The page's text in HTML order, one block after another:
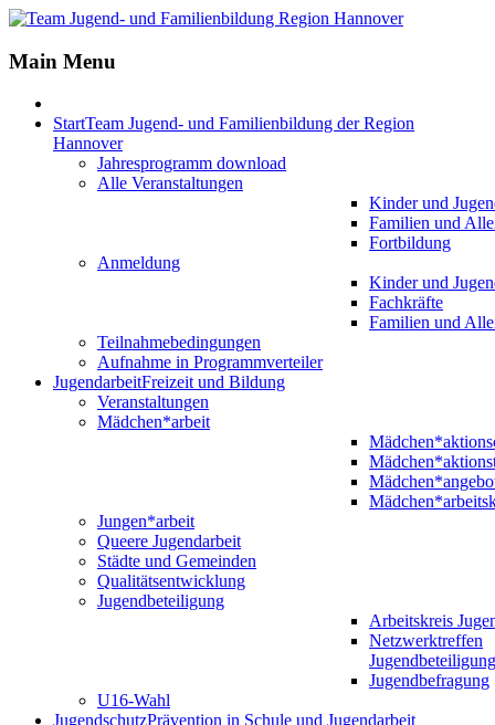
Main Menu
StartTeam Jugend- und Familienbildung der Region
Hannover
Jahresprogramm download
Alle Veranstaltungen
Kinder und
Familien und
Fortbildung
Anmeldung
Kinder und
Fachkräfte
Familien und
Teilnahmebedingungen
Aufnahme in Programmverteiler
JugendarbeitFreizeit und Bildung
Veranstaltungen
Mädchen*arbeit
Jungen*arbeit
Queere Jugendarbeit
Städte und Gemeinden
Qualitätsentwicklung
Jugendbeteiligung
Arbeitskreis
Netzwerktreffen
Jugendbeteiligung
Jugendbefragung
U16-Wahl
JugendschutzPrävention in Schule und Jugendarbeit
Jahr
Monat
Jahr
Monat